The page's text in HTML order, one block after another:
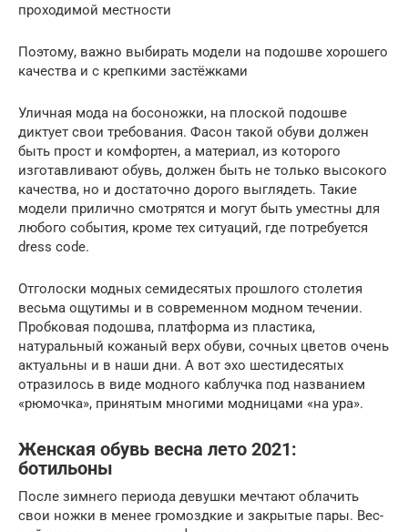
проходимой местности
Поэтому, важно выбирать модели на подошве хорошего
качества и с крепкими застёжками
Уличная мода на босоножки, на плоской подошве
диктует свои требования. Фасон такой обуви должен
быть прост и комфортен, а материал, из которого
изготавливают обувь, должен быть не только высокого
качества, но и достаточно дорого выглядеть. Такие
модели прилично смотрятся и могут быть уместны для
любого события, кроме тех ситуаций, где потребуется
dress code.
Отголоски модных семидесятых прошлого столетия
весьма ощутимы и в современном модном течении.
Пробковая подошва, платформа из пластика,
натуральный кожаный верх обуви, сочных цветов очень
актуальны и в наши дни. А вот эхо шестидесятых
отразилось в виде модного каблучка под названием
«рюмочка», принятым многими модницами «на ура».
Женская обувь весна лето 2021:
ботильоны
После зим­не­го пери­о­да девуш­ки меч­та­ют обла­чить
свои нож­ки в менее гро­мозд­кие и закры­тые пары. Вес­